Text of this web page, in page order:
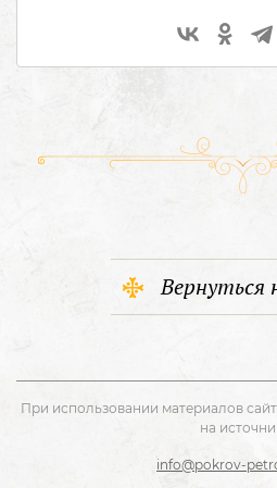
Вернуться
При использовании материалов
на
info@pokrov-